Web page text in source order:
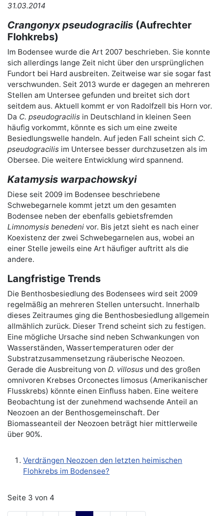
31.03.2014
Crangonyx pseudogracilis (Aufrechter
Flohkrebs)
Im Bodensee wurde die Art 2007 beschrieben. Sie konnte
sich allerdings lange Zeit nicht über den ursprünglichen
Fundort bei Hard ausbreiten. Zeitweise war sie sogar fast
verschwunden. Seit 2013 wurde er dagegen an mehreren
Stellen am Untersee gefunden und breitet sich dort
seitdem aus. Aktuell kommt er von Radolfzell bis Horn vor.
Da C. pseudogracilis in Deutschland in kleinen Seen
häufig vorkommt, könnte es sich um eine zweite
Besiedlungswelle handeln. Auf jeden Fall scheint sich C.
pseudogracilis im Untersee besser durchzusetzen als im
Obersee. Die weitere Entwicklung wird spannend.
Katamysis warpachowskyi
Diese seit 2009 im Bodensee beschriebene
Schwebegarnele kommt jetzt um den gesamten
Bodensee neben der ebenfalls gebietsfremden
Limnomysis benedeni vor. Bis jetzt sieht es nach einer
Koexistenz der zwei Schwebegarnelen aus, wobei an
einer Stelle jeweils eine Art häufiger auftritt als die
andere.
Langfristige Trends
Die Benthosbesiedlung des Bodensees wird seit 2009
regelmäßig an mehreren Stellen untersucht. Innerhalb
dieses Zeitraumes ging die Benthosbesiedlung allgemein
allmählich zurück. Dieser Trend scheint sich zu festigen.
Eine mögliche Ursache sind neben Schwankungen von
Wasserständen, Wassertemperaturen oder der
Substratzusammensetzung räuberische Neozoen.
Gerade die Ausbreitung vonD. villosus und des großen
omnivoren Krebses Orconectes limosus (Amerikanischer
Flusskrebs) könnte einen Einfluss haben. Eine weitere
Beobachtung ist der zunehmend wachsende Anteil an
Neozoen an der Benthosgemeinschaft. Der
Biomasseanteil der Neozoen beträgt hier mittlerweile
über 90%.
Verdrängen Neozoen den letzten heimischen
Flohkrebs im Bodensee?
Seite 3 von 4